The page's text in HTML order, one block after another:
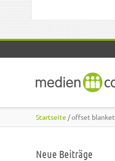
Startseite / offset blanket
Neue Beiträge